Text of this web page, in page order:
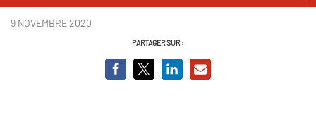
9 NOVEMBRE 2020
PARTAGER SUR :